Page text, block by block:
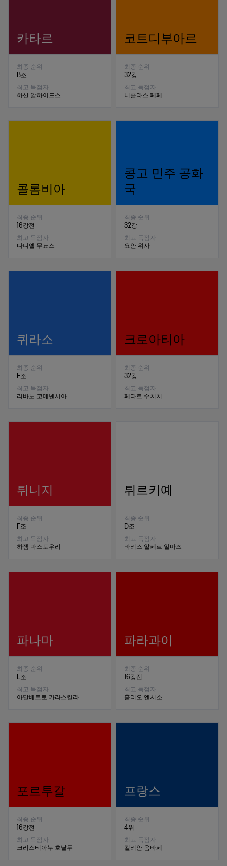
카타르
최종 순위
B조
최고 득점자
하산 알하이드스
코트디부아르
최종 순위
32강
최고 득점자
니콜라스 페페
콜롬비아
최종 순위
16강전
최고 득점자
다니엘 무뇨스
콩고 민주 공화
국
최종 순위
32강
최고 득점자
요안 위사
퀴라소
최종 순위
E조
최고 득점자
리바노 코메넨시아
크로아티아
최종 순위
32강
최고 득점자
페타르 수치치
튀니지
최종 순위
F조
최고 득점자
하젬 마스토우리
튀르키예
최종 순위
D조
최고 득점자
바리스 알페르 일마즈
파나마
최종 순위
L조
최고 득점자
아달베르토 카라스킬라
파라과이
최종 순위
16강전
최고 득점자
훌리오 엔시소
포르투갈
최종 순위
16강전
최고 득점자
크리스티아누 호날두
프랑스
최종 순위
4위
최고 득점자
킬리안 음바페